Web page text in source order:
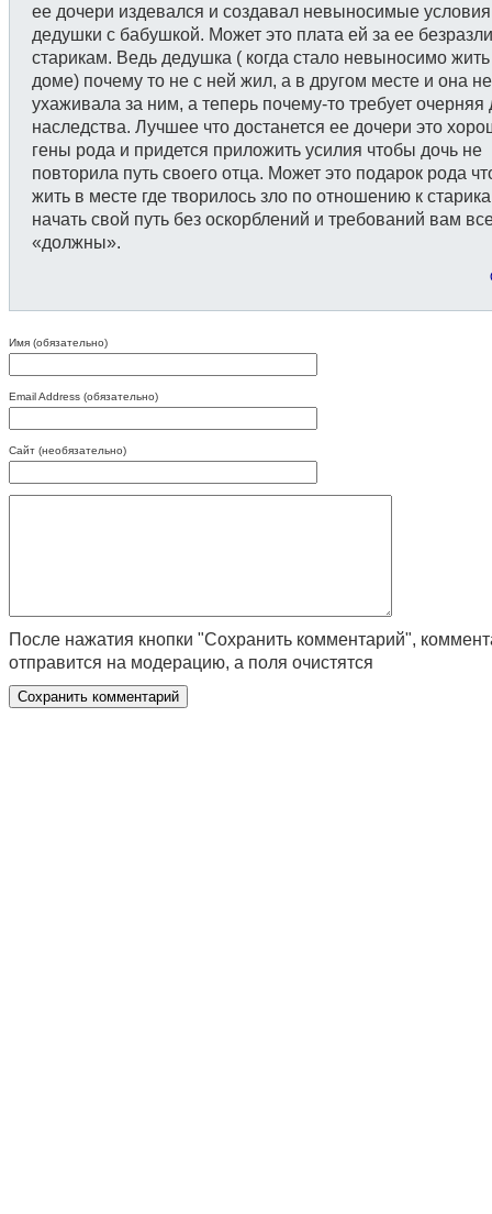
ее дочери издевался и создавал невыносимые
дедушки с бабушкой. Может это плата ей за ее
старикам. Ведь дедушка ( когда стало невыносимо
доме) почему то не с ней жил, а в другом месте и она не
ухаживала за ним, а теперь почему-то требует очерняя
наследства. Лучшее что достанется ее дочери это
гены рода и придется приложить усилия чтобы дочь не
повторила путь своего отца. Может это подарок рода
жить в месте где творилось зло по отношению к
начать свой путь без оскорблений и требований вам
«должны».
Имя (обязательно)
Email Address (обязательно)
Сайт (необязательно)
После нажатия кнопки "Сохранить комментарий",
отправится на модерацию, а поля очистятся